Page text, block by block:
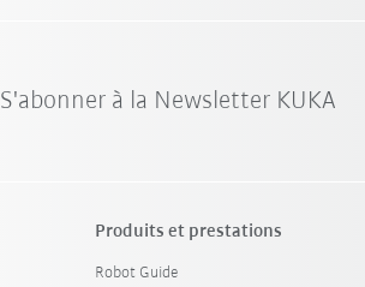
S'abonner à la Newsletter KUKA
Produits et prestations
Robot Guide